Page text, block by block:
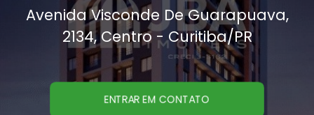
Avenida Visconde De Guarapuava,
2134, Centro - Curitiba/PR
ENTRAR EM CONTATO